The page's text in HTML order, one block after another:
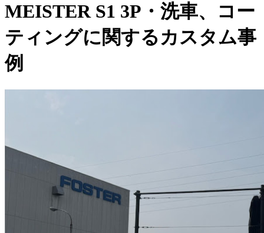
MEISTER S1 3P・洗車、コー
ティングに関するカスタム事
例